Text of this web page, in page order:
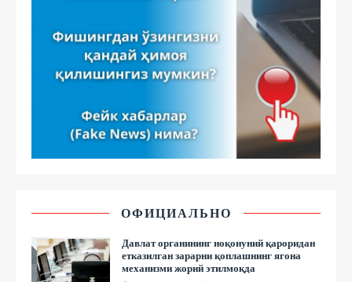
ОФИЦИАЛЬНО
Давлат органининг ноқонуний қароридан
етказилган зарарни қоплашнинг ягона
механизми жорий этилмоқда